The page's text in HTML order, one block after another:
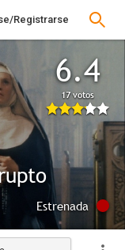
Registrarse
6.4
17 votos
Estrenada